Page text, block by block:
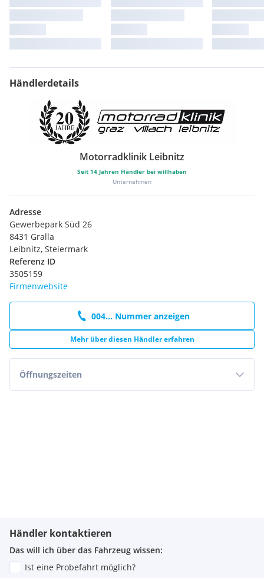
Händlerdetails
Motorradklinik Leibnitz
Seit 14 Jahren Händler bei willhaben
Unternehmen
Adresse
Gewerbepark Süd 26
8431 Gralla
Leibnitz, Steiermark
Referenz ID
3505159
Firmenwebsite
004... Nummer anzeigen
Mehr über diesen Händler erfahren
Öffnungszeiten
Händler kontaktieren
Das will ich über das Fahrzeug wissen:
Ist eine Probefahrt möglich?